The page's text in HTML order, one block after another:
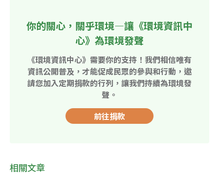
你的關心，關乎環境—讓《環境資訊中
心》為環境發聲
《環境資訊中心》需要你的支持！我們相信唯有
資訊公開普及，才能促成民眾的參與和行動，邀
請您加入定期捐款的行列，讓我們持續為環境發
聲。
前往捐款
相關文章